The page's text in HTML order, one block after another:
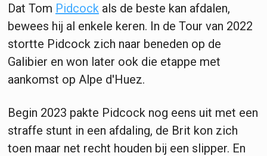
Dat Tom Pidcock als de beste kan afdalen,
bewees hij al enkele keren. In de Tour van 2022
stortte Pidcock zich naar beneden op de
Galibier en won later ook die etappe met
aankomst op Alpe d'Huez.
Begin 2023 pakte Pidcock nog eens uit met een
straffe stunt in een afdaling, de Brit kon zich
toen maar net recht houden bij een slipper. En